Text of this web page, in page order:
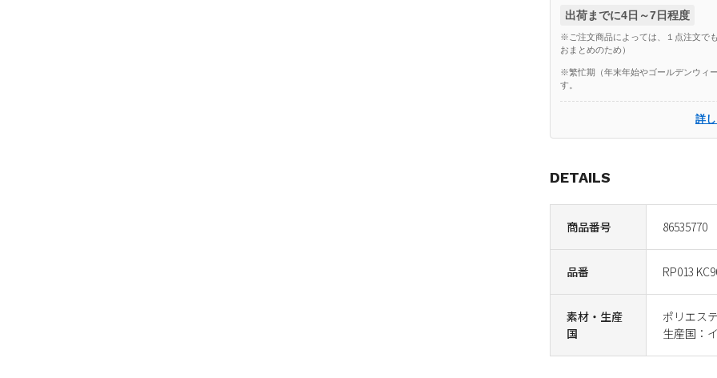
商品番号 86535770
品番 RP013
素材・生産
国
ポリエス
生産国：
出荷までに4日～7日程度
※ご注文商品によっては、１点注文で
おまとめのため）
※繁忙期（年末年始やゴールデンウィ
す。
詳
DETAILS